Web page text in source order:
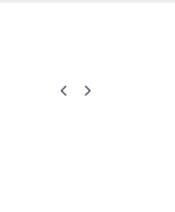
 